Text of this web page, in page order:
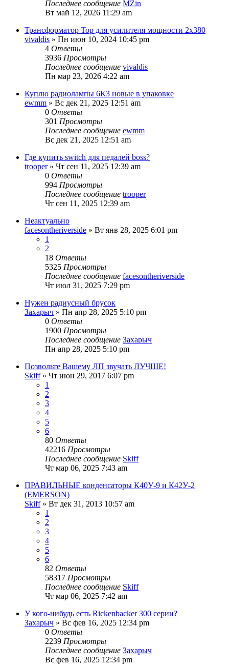
Последнее сообщение MZin
Вт май 12, 2026 11:29 am
Трансформатор Тор для усилителя мощности 2х380
vivaldis » Пн июн 10, 2024 10:45 pm
4 Ответы
3936 Просмотры
Последнее сообщение vivaldis
Пн мар 23, 2026 4:22 am
Куплю радиолампы 6К3 новые в упаковке
ewmm » Вс дек 21, 2025 12:51 am
0 Ответы
301 Просмотры
Последнее сообщение ewmm
Вс дек 21, 2025 12:51 am
Где купить switch для педалей boss?
trooper» Чт сен 11, 2025 12:39 am
0 Ответы
994 Просмотры
Последнее сообщение trooper
Чт сен 11, 2025 12:39 am
Неактуально
facesontheriverside » Вт янв 28, 2025 6:01 pm
1
2
18 Ответы
5325 Просмотры
Последнее сообщение facesontheriverside
Чт июл 31, 2025 7:29 pm
Нужен радиусный брусок
Захарыч » Пн апр 28, 2025 5:10 pm
0 Ответы
1900 Просмотры
Последнее сообщение Захарыч
Пн апр 28, 2025 5:10 pm
Позвольте Вашему ЛП звучать ЛУЧШЕ!
Skiff» Чт июн 29, 2017 6:07 pm
1
2
3
4
5
6
80 Ответы
42216 Просмотры
Последнее сообщение Skiff
Чт мар 06, 2025 7:43 am
ПРАВИЛЬНЫЕ конденсаторы К40У-9 и К42У-2
(EMERSON)
Skiff» Вт дек 31, 2013 10:57 am
1
2
3
4
5
6
82 Ответы
58317 Просмотры
Последнее сообщение Skiff
Чт мар 06, 2025 7:42 am
У кого-нибудь есть Rickenbacker 300 серии?
Захарыч » Вс фев 16, 2025 12:34 pm
0 Ответы
2239 Просмотры
Последнее сообщение Захарыч
Вс фев 16, 2025 12:34 pm